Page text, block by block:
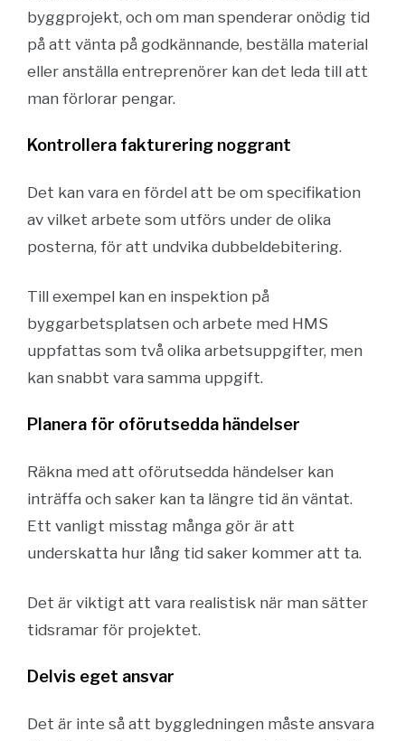
byggprojekt, och om man spenderar onödig tid
på att vänta på godkännande, beställa material
eller anställa entreprenörer kan det leda till att
man förlorar pengar.
Kontrollera fakturering noggrant
Det kan vara en fördel att be om specifikation
av vilket arbete som utförs under de olika
posterna, för att undvika dubbeldebitering.
Till exempel kan en inspektion på
byggarbetsplatsen och arbete med HMS
uppfattas som två olika arbetsuppgifter, men
kan snabbt vara samma uppgift.
Planera för oförutsedda händelser
Räkna med att oförutsedda händelser kan
inträffa och saker kan ta längre tid än väntat.
Ett vanligt misstag många gör är att
underskatta hur lång tid saker kommer att ta.
Det är viktigt att vara realistisk när man sätter
tidsramar för projektet.
Delvis eget ansvar
Det är inte så att byggledningen måste ansvara